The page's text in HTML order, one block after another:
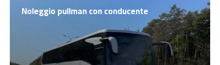
Noleggio pullman con conducente